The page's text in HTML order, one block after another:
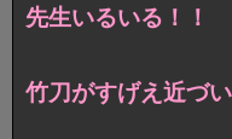
先生いるいる！！
竹刀がすげえ近づ